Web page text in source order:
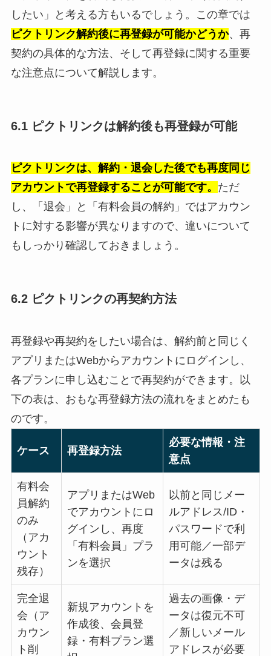
したい」と考える方もいるでしょう。この章では
ピクトリンク解約後に再登録が可能かどうか、再
契約の具体的な方法、そして再登録に関する重要
な注意点について解説します。
6.1 ピクトリンクは解約後も再登録が可能
ピクトリンクは、解約・退会した後でも再度同じ
アカウントで再登録することが可能です。 ただ
し、「退会」と「有料会員の解約」ではアカウン
トに対する影響が異なりますので、違いについて
もしっかり確認しておきましょう。
6.2 ピクトリンクの再契約方法
再登録や再契約をしたい場合は、解約前と同じく
アプリまたはWebからアカウントにログインし、
各プランに申し込むことで再契約ができます。以
下の表は、おもな再登録方法の流れをまとめたも
のです。
ケース 再登録方法
必要な情報・注
意点
有料会
員解約
のみ
（アカ
ウント
残存）
アプリまたはWeb
でアカウントにロ
グインし、再度
「有料会員」プラ
ンを選択
以前と同じメー
ルアドレス/ID・
パスワードで利
用可能／一部デ
ータは残る
完全退
会（ア
カウン
ト削
新規アカウントを
作成後、会員登
録・有料プラン選
過去の画像・デ
ータは復元不可
／新しいメール
アドレスが必要